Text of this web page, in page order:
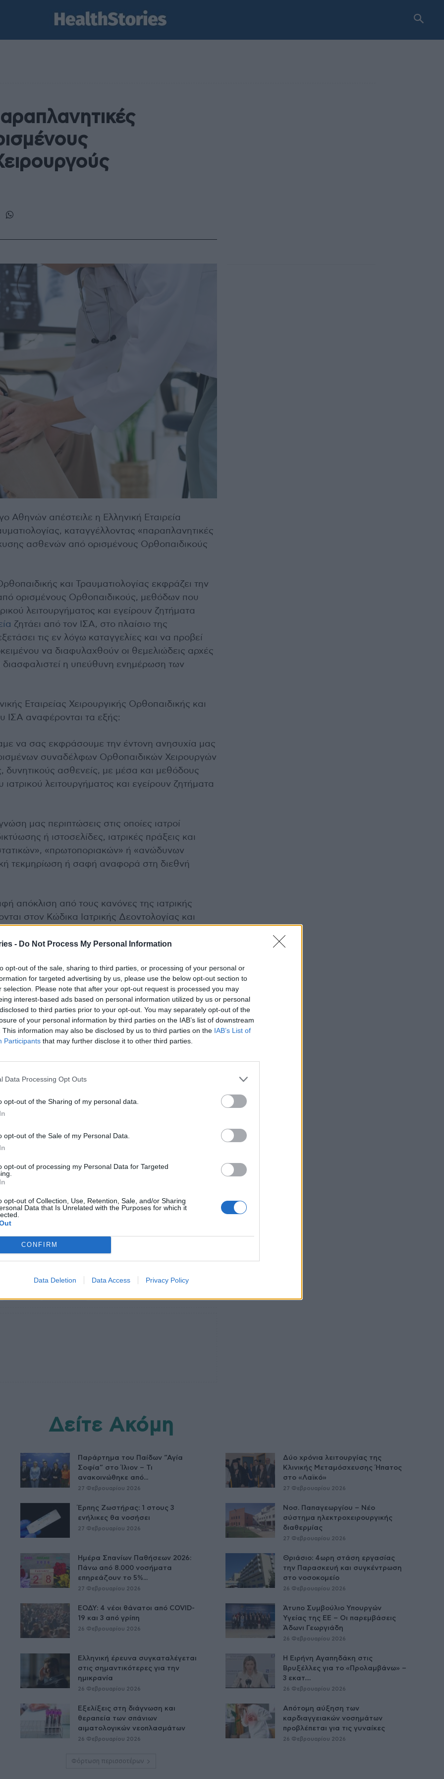
- Do Not Process My Personal Information
opt-out of the sale, sharing to third parties, or processing of your personal or
for targeted advertising by us, please use the below opt-out section to
selection. Please note that after your opt-out request is processed you may
interest-based ads based on personal information utilized by us or personal
to third parties prior to your opt-out. You may separately opt-out of the
of your personal information by third parties on the IAB’s list of downstream
This information may also be disclosed by us to third parties on the IAB’s List of
Participants that may further disclose it to other third parties.
Data Processing Opt Outs
opt-out of the Sharing of my personal data.
opt-out of the Sale of my Personal Data.
opt-out of processing my Personal Data for Targeted
opt-out of Collection, Use, Retention, Sale, and/or Sharing
Data that Is Unrelated with the Purposes for which it
CONFIRM
Data Deletion Data Access Privacy Policy
Αθηνών απέστειλε η Ελληνική Εταιρεία
καταγγέλλοντας «παραπλανητικές
ασθενών από ορισμένους Ορθοπαιδικούς
και Τραυματιολογίας εκφράζει την
ορισμένους Ορθοπαιδικούς, μεθόδων που
λειτουργήματος και εγείρουν ζητήματα
ζητάει από τον ΙΣΑ, στο πλαίσιο της
τις εν λόγω καταγγελίες και να προβεί
να διαφυλαχθούν οι θεμελιώδεις αρχές
διασφαλιστεί η υπεύθυνη ενημέρωση των
Εταιρείας Χειρουργικής Ορθοπαιδικής και
ΙΣΑ αναφέρονται τα εξής:
να σας εκφράσουμε την έντονη ανησυχία μας
συναδέλφων Ορθοπαιδικών Χειρουργών
δυνητικούς ασθενείς, με μέσα και μεθόδους
ιατρικού λειτουργήματος και εγείρουν ζητήματα
μας περιπτώσεις στις οποίες ιατροί
ή ιστοσελίδες, ιατρικές πράξεις και
«πρωτοποριακών» ή «ανώδυνων
τεκμηρίωση ή σαφή αναφορά στη διεθνή
απόκλιση από τους κανόνες της ιατρικής
στον Κώδικα Ιατρικής Δεοντολογίας και
επαγγέλματος και την εμπιστοσύνη του
να οδηγήσουν σε δαπανηρές επεμβάσεις.
Σύλλογο Αθηνών, στο πλαίσιο της
τις εν λόγω καταγγελίες και να προβεί
της ειδικότητας των υποχρεώσεων τους
των υπηρεσιών τους.
παραπτωμάτων όπου διαπιστωθεί
ιατρική ενημέρωση.
προς τα μέλη σας που να διασφαλίζει
του κοινού.
επαγγέλματος και της δημόσιας υγείας
παρέμβαση του Συλλόγου».
Μειώστε τις τιμές των φαρμάκων στις ΗΠΑ
μύθους για τον καφέ
Δείτε Ακόμη
Παράρτημα του Παίδων “Αγία
Σοφία” στο Ίλιον – Τι
ανακοινώθηκε από...
27 Φεβρουαρίου 2026
Δύο χρόνια λειτουργίας της
Κλινικής Μεταμόσχευσης Ήπατος
στο «Λαϊκό»
27 Φεβρουαρίου 2026
Έρπης Ζωστήρας: 1 στους 3
ενήλικες θα νοσήσει
27 Φεβρουαρίου 2026
Νοσ. Παπαγεωργίου – Νέο
σύστημα ηλεκτροχειρουργικής
διαθερμίας
27 Φεβρουαρίου 2026
Ημέρα Σπανίων Παθήσεων 2026:
Πάνω από 8.000 νοσήματα
επηρεάζουν το 5%...
27 Φεβρουαρίου 2026
Θριάσιο: 4ωρη στάση εργασίας
την Παρασκευή και συγκέντρωση
στο νοσοκομείο
26 Φεβρουαρίου 2026
ΕΟΔΥ: 4 νέοι θάνατοι από COVID-
19 και 3 από γρίπη
26 Φεβρουαρίου 2026
Άτυπο Συμβούλιο Υπουργών
Υγείας της ΕE – Οι παρεμβάσεις
Άδωνι Γεωργιάδη
26 Φεβρουαρίου 2026
Ελληνική έρευνα συγκαταλέγεται
στις σημαντικότερες για την
ημικρανία
26 Φεβρουαρίου 2026
Η Ειρήνη Αγαπηδάκη στις
Βρυξέλλες για το «Προλαμβάνω» –
3 εκατ....
26 Φεβρουαρίου 2026
Εξελίξεις στη διάγνωση και
θεραπεία των σπάνιων
αιματολογικών νεοπλασμάτων
26 Φεβρουαρίου 2026
Απότομη αύξηση των
καρδιαγγειακών νοσημάτων
προβλέπεται για τις γυναίκες
26 Φεβρουαρίου 2026
Φόρτωση περισσοτέρων